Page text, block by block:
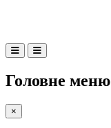
Головне меню
×